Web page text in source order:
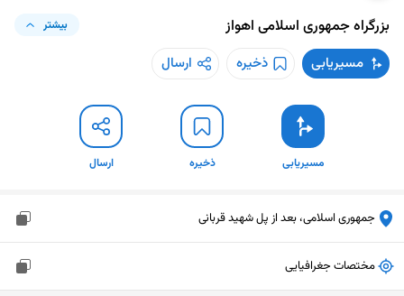
بزرگراه جمهوری اسلامی اهواز بیشتر
مسیریابی ذخیره ارسال
مسیریابی ذخیره ارسال
جمهوری اسلامی، بعد از پل شهید قربانی
مختصات جغرافیایی